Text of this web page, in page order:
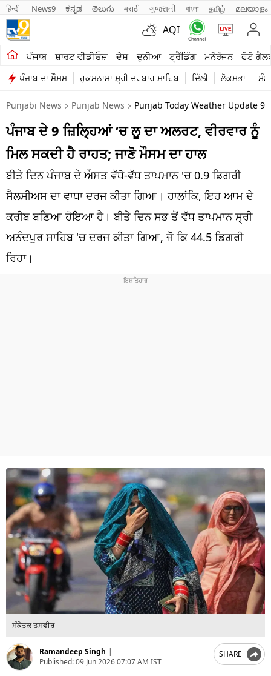
हिन्दी News9 ಕನ್ನಡ తెలుగు मराठी ગુજરાતી বাংলা தமிழ் മലയാളം
AQI
ਪੰਜਾਬ ਸ਼ਾਰਟ ਵੀਡੀਓਜ਼ ਦੇਸ਼ ਦੁਨੀਆ ਟ੍ਰੈਂਡਿੰਗ ਮਨੋਰੰਜਨ ਫੋਟੋ
ਪੰਜਾਬ ਦਾ ਮੌਸਮ ਹੁਕਮਨਾਮਾ ਸ੍ਰੀ ਦਰਬਾਰ ਸਾਹਿਬ ਦਿੱਲੀ ਲੋਕਸਭਾ
ਖੇਤੀਬਾੜੀ
ਸ਼ਾਰਟ ਵੀਡੀਓਜ਼
ਕਾਰੋਬਾਰ
ਕਰਿਅਰ
ਦੇਸ਼
ਲਾਈਫ ਸਟਾਈਲ
ਪੰਜਾਬ
Punjabi News Punjab News Punjab Today Weather Update 9
ਪੰਜਾਬ ਦੇ 9 ਜ਼ਿਲ੍ਹਿਆਂ ‘ਚ ਲੂ ਦਾ ਅਲਰਟ, ਵੀਰਵਾਰ ਨੂੰ
ਮਿਲ ਸਕਦੀ ਹੈ ਰਾਹਤ; ਜਾਣੋ ਮੌਸਮ ਦਾ ਹਾਲ
ਬੀਤੇ ਦਿਨ ਪੰਜਾਬ ਦੇ ਔਸਤ ਵੱਧੋ-ਵੱਧ ਤਾਪਮਾਨ 'ਚ 0.9 ਡਿਗਰੀ
ਸੈਲਸੀਅਸ ਦਾ ਵਾਧਾ ਦਰਜ ਕੀਤਾ ਗਿਆ। ਹਾਲਾਂਕਿ, ਇਹ ਆਮ ਦੇ
ਕਰੀਬ ਬਣਿਆ ਹੋਇਆ ਹੈ। ਬੀਤੇ ਦਿਨ ਸਭ ਤੋਂ ਵੱਧ ਤਾਪਮਾਨ ਸ੍ਰੀ
ਅਨੰਦਪੁਰ ਸਾਹਿਬ 'ਚ ਦਰਜ ਕੀਤਾ ਗਿਆ, ਜੋ ਕਿ 44.5 ਡਿਗਰੀ
ਰਿਹਾ।
ਸੰਕੇਤਕ ਤਸਵੀਰ
Ramandeep Singh |
Published:09 Jun 2026 07:07 AM IST
SHARE